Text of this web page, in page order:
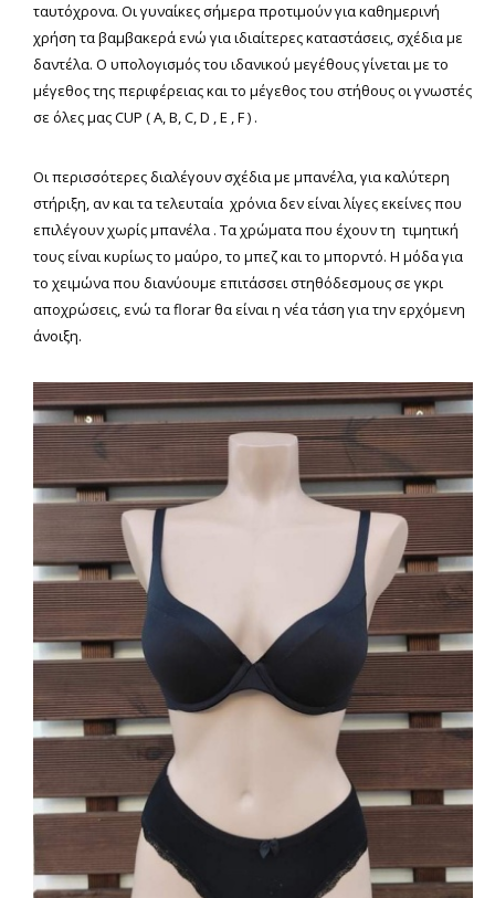
ταυτόχρονα. Οι γυναίκες σήμερα προτιμούν για καθημερινή
χρήση τα βαμβακερά ενώ για ιδιαίτερες καταστάσεις, σχέδια με
δαντέλα. Ο υπολογισμός του ιδανικού μεγέθους γίνεται με το
μέγεθος της περιφέρειας και το μέγεθος του στήθους οι γνωστές
σε όλες μας CUP ( A, B, C, D , E , F ) .
Οι περισσότερες διαλέγουν σχέδια με μπανέλα, για καλύτερη
στήριξη, αν και τα τελευταία χρόνια δεν είναι λίγες εκείνες που
επιλέγουν χωρίς μπανέλα . Τα χρώματα που έχουν τη τιμητική
τους είναι κυρίως το μαύρο, το μπεζ και το μπορντό. Η μόδα για
το χειμώνα που διανύουμε επιτάσσει στηθόδεσμους σε γκρι
αποχρώσεις, ενώ τα florar θα είναι η νέα τάση για την ερχόμενη
άνοιξη.